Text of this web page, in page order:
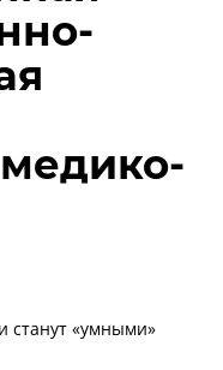
станут «умными»